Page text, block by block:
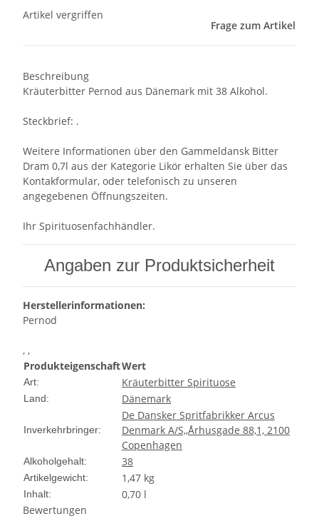
Artikel vergriffen
Frage zum Artikel
Beschreibung
Kräuterbitter Pernod aus Dänemark mit 38 Alkohol.
Steckbrief: .
Weitere Informationen über den Gammeldansk Bitter
Dram 0,7l aus der Kategorie Likör erhalten Sie über das
Kontakformular, oder telefonisch zu unseren
angegebenen Öffnungszeiten.
Ihr Spirituosenfachhändler.
Angaben zur Produktsicherheit
Herstellerinformationen:
Pernod
, ,
ProdukteigenschaftWert
Art: Kräuterbitter Spirituose
Land: Dänemark
Inverkehrbringer:
De Dansker Spritfabrikker Arcus
Denmark A/S,,Århusgade 88,1, 2100
Copenhagen
Alkoholgehalt: 38
Artikelgewicht: 1,47 kg
Inhalt:
0,70 l
Bewertungen